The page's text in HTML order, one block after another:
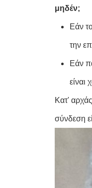
μηδέν;
Εάν
την
Εάν
είναι
Κατ'
σύνδεση